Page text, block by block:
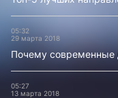
05:32
29 марта 2018
Почему современные
05:27
13 марта 2018